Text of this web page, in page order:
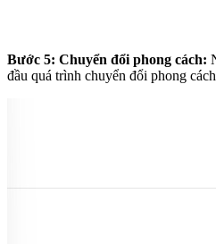
Bước 5: Chuyển đổi phong cách:
đầu quá trình chuyển đổi phong